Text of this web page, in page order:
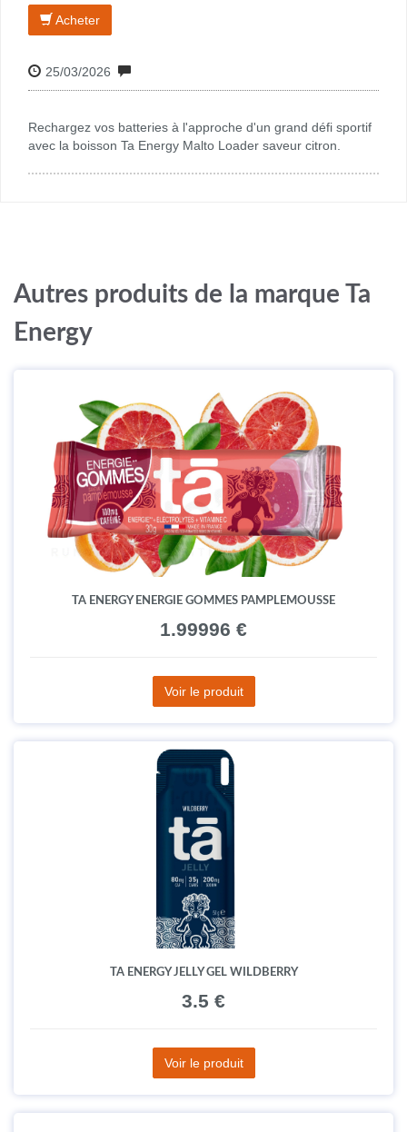
Acheter
25/03/2026
Rechargez vos batteries à l'approche d'un grand défi sportif
avec la boisson Ta Energy Malto Loader saveur citron.
Autres produits de la marque Ta
Energy
TA ENERGY ENERGIE GOMMES PAMPLEMOUSSE
1.99996 €
Voir le produit
TA ENERGY JELLY GEL WILDBERRY
3.5 €
Voir le produit